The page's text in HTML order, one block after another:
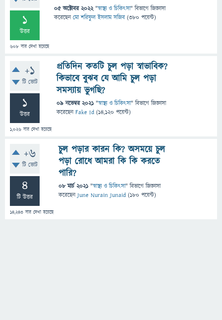
1
উত্তর
608 বার দেখা হয়েছে
05 অক্টোবর 2022 "স্বাস্থ্য ও চিকিৎসা" বিভাগে জিজ্ঞাসা
করেছেনমো শরিফুল ইসলাম সজিব (380 পয়েন্ট)
+1
টি ভোট
1
উত্তর
1,026 বার দেখা হয়েছে
প্রতিদিন কতটি চুল পড়া স্বাভাবিক?
কিভাবে বুঝব যে আমি চুল পড়া
সমস্যায় ভুগছি?
09 নভেম্বর 2021 "স্বাস্থ্য ও চিকিৎসা" বিভাগে জিজ্ঞাসা
করেছেনFake Id (14,120 পয়েন্ট)
+6
টি ভোট
4
টি উত্তর
14,243 বার দেখা হয়েছে
চুল পড়ার কারন কি? অসময়ে চুল
পড়া রোধে আমরা কি কি করতে
পারি?
08 মার্চ 2021 "স্বাস্থ্য ও চিকিৎসা" বিভাগে জিজ্ঞাসা
করেছেনJune Nurain Junaid (180 পয়েন্ট)